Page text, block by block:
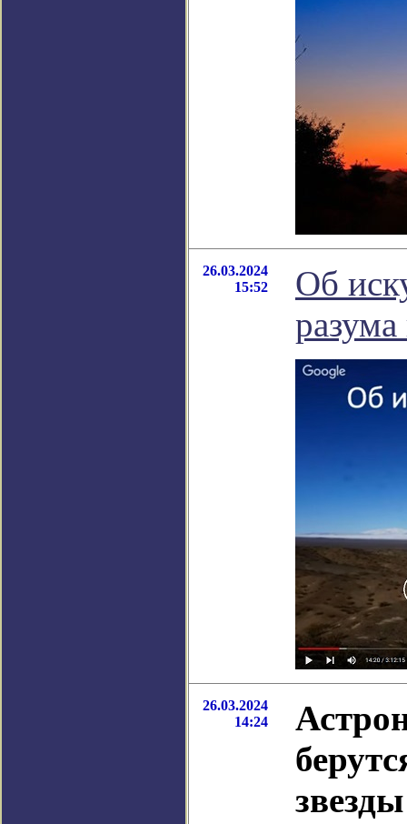
26.03.2024
15:52
Об
26.03.2024
14:24